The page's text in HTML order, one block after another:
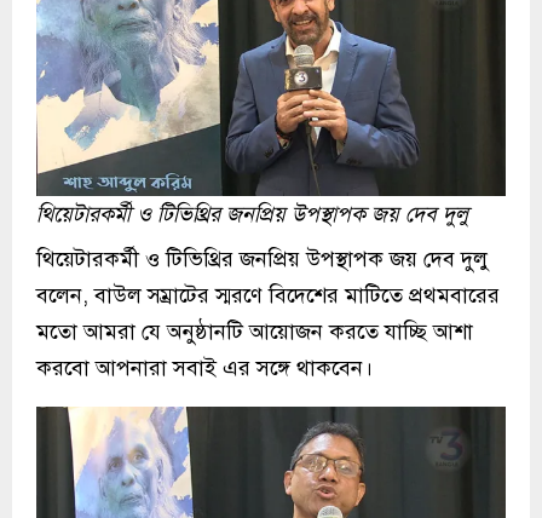
থিয়েটারকর্মী ও টিভিথ্রির জনপ্রিয় উপস্থাপক জয় দেব দুলু
থিয়েটারকর্মী ও টিভিথ্রির জনপ্রিয় উপস্থাপক জয় দেব দুলু
বলেন, বাউল সম্রাটের স্মরণে বিদেশের মাটিতে প্রথমবারের
মতো আমরা যে অনুষ্ঠানটি আয়োজন করতে যাচ্ছি আশা
করবো আপনারা সবাই এর সঙ্গে থাকবেন।